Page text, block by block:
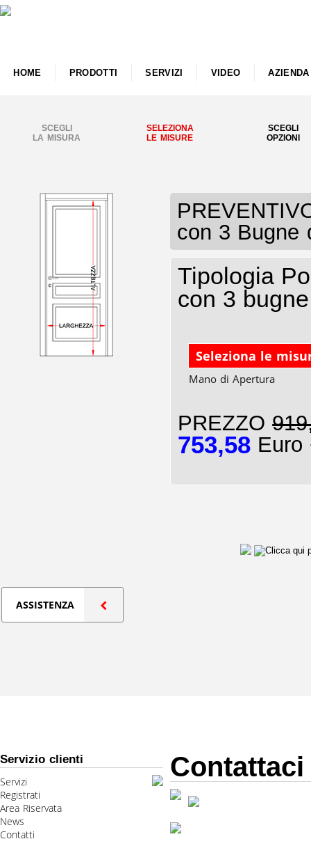
HOME PRODOTTI SERVIZI VIDEO AZIENDA
SCEGLI
LA MISURA
SELEZIONA
LE MISURE
SCEGLI
OPZIONI
con 3 Bugne
Tipologia
con 3
Seleziona le
Mano di Apertura
PREZZO
753,58 Euro
ASSISTENZA
Servizio clienti
Servizi
Registrati
Area Riservata
News
Contatti
Contattaci